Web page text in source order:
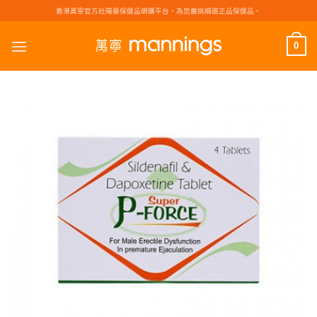
to
content
香港萬寧官方壯陽藥保健品網購平台，為您嚴挑細選正品保健品。
0